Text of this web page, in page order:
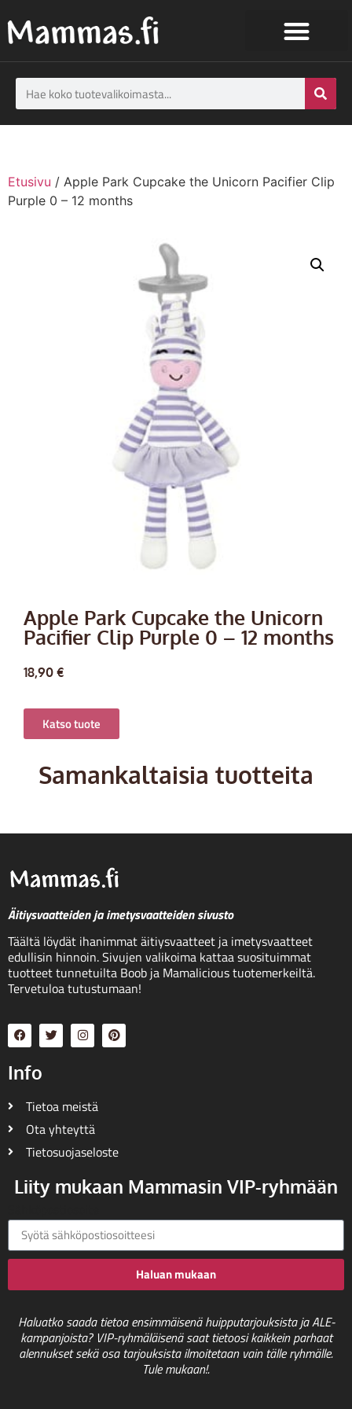
Etusivu / Apple Park Cupcake the Unicorn Pacifier Clip
Purple 0 – 12 months
Apple Park Cupcake the Unicorn
Pacifier Clip Purple 0 – 12 months
18,90 €
Katso tuote
Samankaltaisia tuotteita
Äitiysvaatteiden ja imetysvaatteiden sivusto
Täältä löydät ihanimmat äitiysvaatteet ja imetysvaatteet
edullisin hinnoin. Sivujen valikoima kattaa suosituimmat
tuotteet tunnetuilta Boob ja Mamalicious tuotemerkeiltä.
Tervetuloa tutustumaan!
Info
Tietoa meistä
Ota yhteyttä
Tietosuojaseloste
Liity mukaan Mammasin VIP-ryhmään
Haluan mukaan
Haluatko saada tietoa ensimmäisenä huipputarjouksista ja ALE-
kampanjoista? VIP-ryhmäläisenä saat tietoosi kaikkein parhaat
alennukset sekä osa tarjouksista ilmoitetaan vain tälle ryhmälle.
Tule mukaan!.